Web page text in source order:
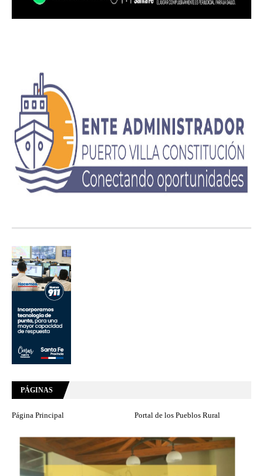
PÁGINAS
Página Principal Portal de los Pueblos Rural